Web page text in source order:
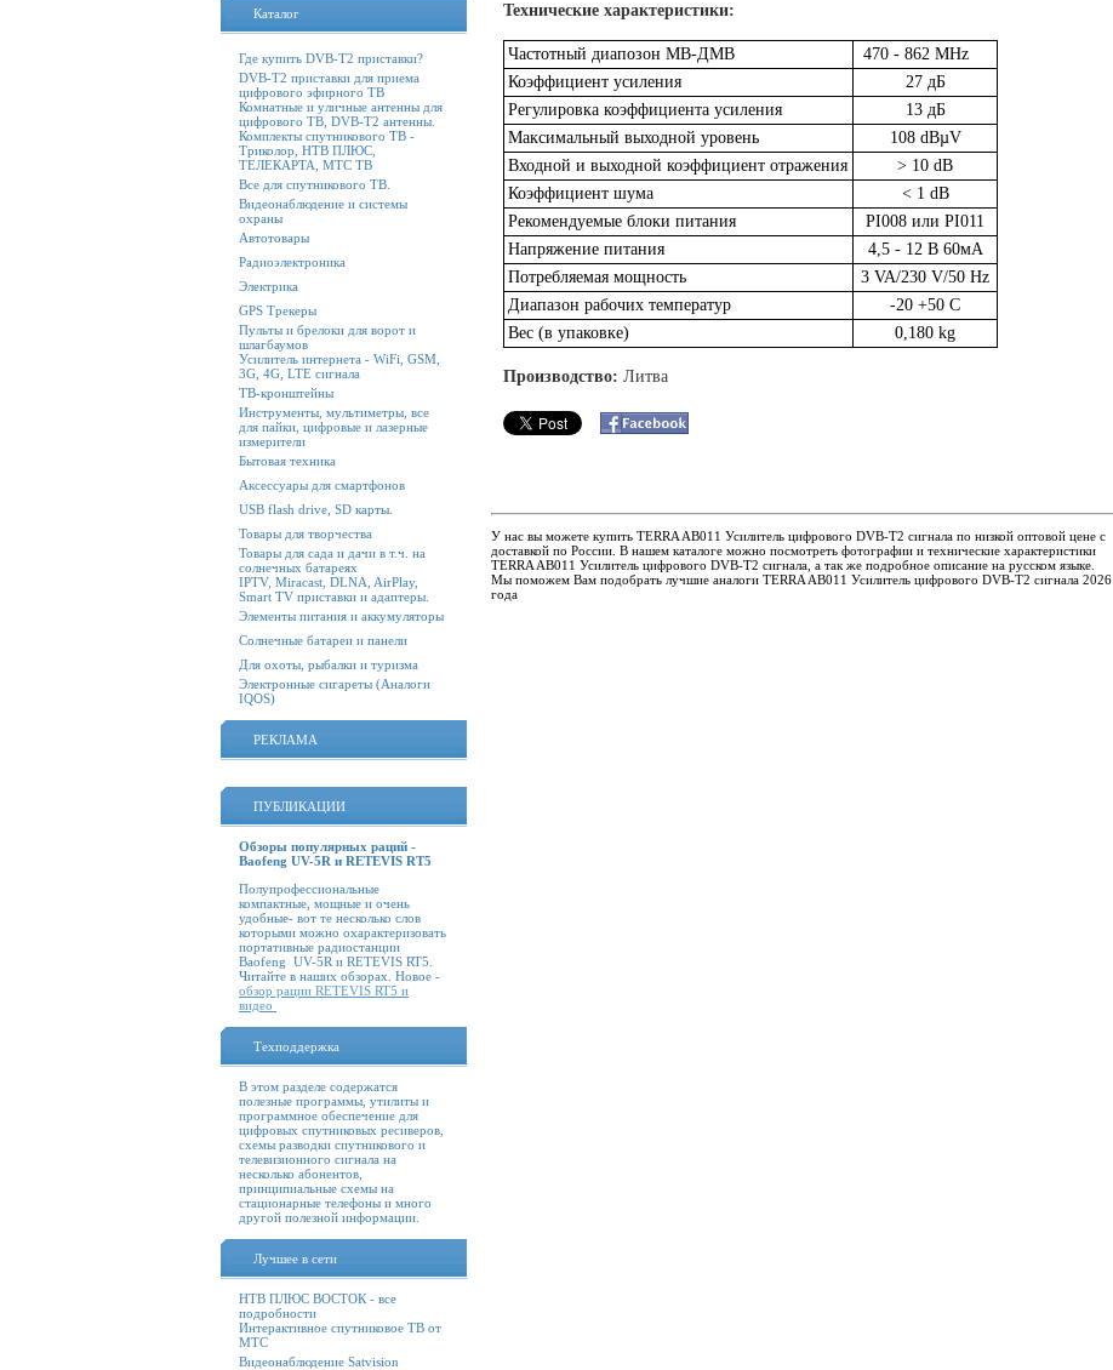
Каталог
Где купить DVB-T2 приставки?
DVB-T2 приставки для приема
цифрового эфирного ТВ
Комнатные и уличные антенны для
цифрового ТВ, DVB-T2 антенны.
Комплекты спутникового ТВ -
Триколор, НТВ ПЛЮС,
ТЕЛЕКАРТА, МТС ТВ
Все для спутникового ТВ.
Видеонаблюдение и системы
охраны
Автотовары
Радиоэлектроника
Электрика
GPS Трекеры
Пульты и брелоки для ворот и
шлагбаумов
Усилитель интернета - WiFi, GSM,
3G, 4G, LTE сигнала
ТВ-кронштейны
Инструменты, мультиметры, все
для пайки, цифровые и лазерные
измерители
Бытовая техника
Аксессуары для смартфонов
USB flash drive, SD карты.
Товары для творчества
Товары для сада и дачи в т.ч. на
солнечных батареях
IPTV, Miracast, DLNA, AirPlay,
Smart TV приставки и адаптеры.
Элементы питания и аккумуляторы
Солнечные батареи и панели
Для охоты, рыбалки и туризма
Электронные сигареты (Аналоги
IQOS)
РЕКЛАМА
ПУБЛИКАЦИИ
Обзоры популярных раций -
Baofeng UV-5R и RETEVIS RT5
Полупрофессиональные
компактные, мощные и очень
удобные- вот те несколько слов
которыми можно охарактеризовать
портативные радиостанции
Baofeng UV-5R и RETEVIS RT5.
Читайте в наших обзорах. Новое -
обзор рации RETEVIS RT5 и
видео
Техподдержка
В этом разделе содержатся
полезные программы, утилиты и
программное обеспечение для
цифровых спутниковых ресиверов,
схемы разводки спутникового и
телевизионного сигнала на
несколько абонентов,
принципиальные схемы на
стационарные телефоны и много
другой полезной информации.
Лучшее в сети
НТВ ПЛЮС ВОСТОК - все
подробности
Интерактивное спутниковое ТВ от
МТС
Видеонаблюдение Satvision
Технические характеристики:
Частотный диапозон МВ-ДМВ
470 - 862 MHz
Коэффициент усиления
27 дБ
Регулировка коэффициента усиления
13 дБ
Максимальный выходной уровень
108 dBµV
Входной и выходной коэффициент отражения
> 10 dB
Коэффициент шумa
< 1 dB
Рекомендуемые блоки питания
PI008 или PI011
Напряжение питания
4,5 - 12 В 60мА
Потребляемая мощность
3 VA/230 V/50 Hz
Диапазон рабочих температур
-20 +50 C
Вес (в упаковке)
0,180 kg
Производство: Литва
У нас вы можете купить TERRA AB011 Усилитель цифрового DVB-T2 сигнала по низкой оптовой цене с
доставкой по России. В нашем каталоге можно посмотреть фотографии и технические характеристики
TERRA AB011 Усилитель цифрового DVB-T2 сигнала, а так же подробное описание на русском языке.
Мы поможем Вам подобрать лучшие аналоги TERRA AB011 Усилитель цифрового DVB-T2 сигнала 2026
года